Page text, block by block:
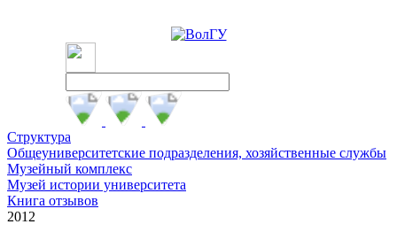
Структура
Общеуниверситетские подразделения, хозяйственные службы
Музейный комплекс
Музей истории университета
Книга отзывов
2012